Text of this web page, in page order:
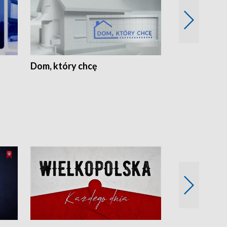
Dom, który chcę